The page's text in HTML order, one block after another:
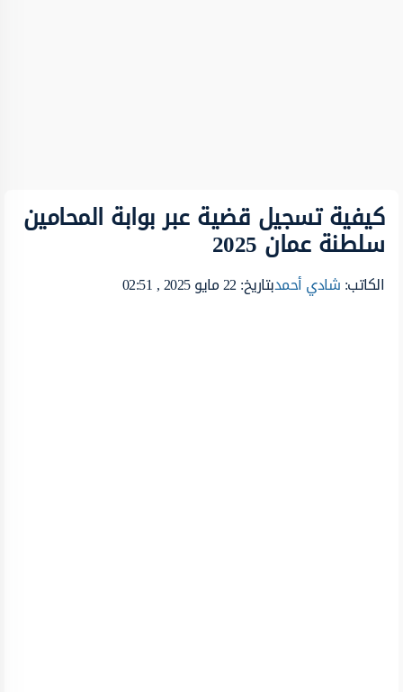
كيفية تسجيل قضية عبر بوابة المحامين
سلطنة عمان 2025
الكاتب:شادي أحمدبتاريخ: 22 مايو 2025 , 02:51